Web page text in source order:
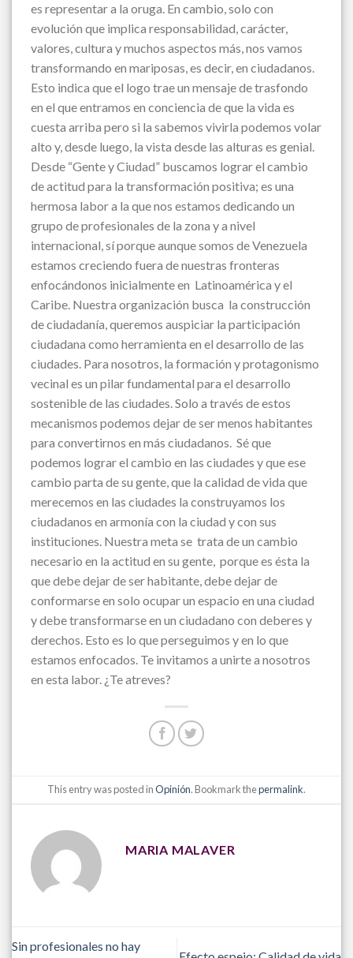
es representar a la oruga. En cambio, solo con
evolución que implica responsabilidad, carácter,
valores, cultura y muchos aspectos más, nos vamos
transformando en mariposas, es decir, en ciudadanos.
Esto indica que el logo trae un mensaje de trasfondo
en el que entramos en conciencia de que la vida es
cuesta arriba pero si la sabemos vivirla podemos volar
alto y, desde luego, la vista desde las alturas es genial.
Desde “Gente y Ciudad” buscamos lograr el cambio
de actitud para la transformación positiva; es una
hermosa labor a la que nos estamos dedicando un
grupo de profesionales de la zona y a nivel
internacional, sí porque aunque somos de Venezuela
estamos creciendo fuera de nuestras fronteras
enfocándonos inicialmente en Latinoamérica y el
Caribe. Nuestra organización busca la construcción
de ciudadanía, queremos auspiciar la participación
ciudadana como herramienta en el desarrollo de las
ciudades. Para nosotros, la formación y protagonismo
vecinal es un pilar fundamental para el desarrollo
sostenible de las ciudades. Solo a través de estos
mecanismos podemos dejar de ser menos habitantes
para convertirnos en más ciudadanos. Sé que
podemos lograr el cambio en las ciudades y que ese
cambio parta de su gente, que la calidad de vida que
merecemos en las ciudades la construyamos los
ciudadanos en armonía con la ciudad y con sus
instituciones. Nuestra meta se trata de un cambio
necesario en la actitud en su gente, porque es ésta la
que debe dejar de ser habitante, debe dejar de
conformarse en solo ocupar un espacio en una ciudad
y debe transformarse en un ciudadano con deberes y
derechos. Esto es lo que perseguimos y en lo que
estamos enfocados. Te invitamos a unirte a nosotros
en esta labor. ¿Te atreves?
This entry was posted inOpinión. Bookmark thepermalink.
MARIA MALAVER
Sin profesionales no hay